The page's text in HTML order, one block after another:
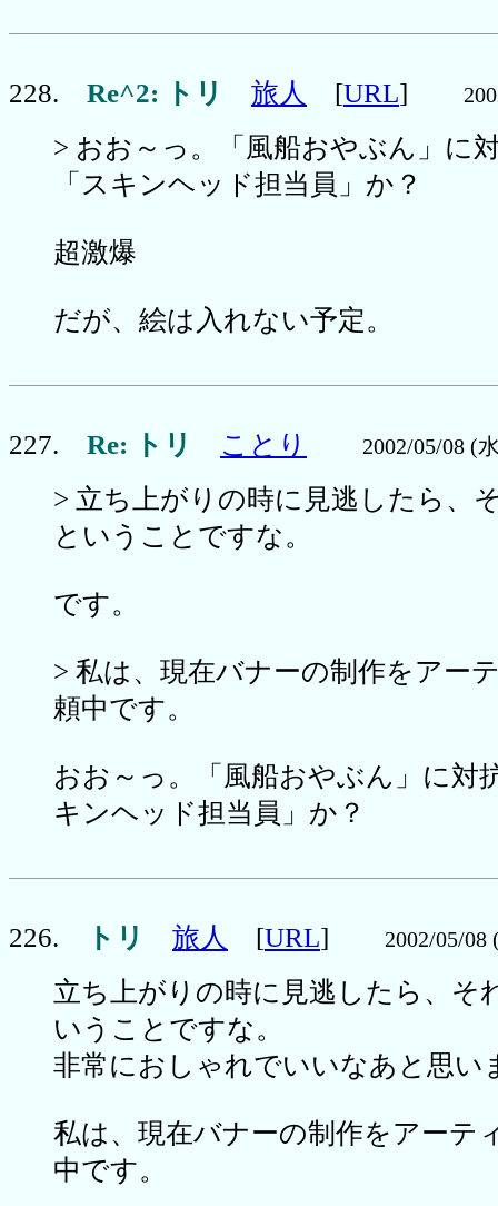
228. Re^2: トリ 旅人 [URL]
> おお～っ。「風船おやぶん」に
「スキンヘッド担当員」か？
超激爆
だが、絵は入れない予定。
227. Re: トリ ことり 2002/05/08 (
> 立ち上がりの時に見逃したら、
ということですな。
です。
> 私は、現在バナーの制作をアー
頼中です。
おお～っ。「風船おやぶん」に対
キンヘッド担当員」か？
226. トリ 旅人 [URL] 2002/05/08
立ち上がりの時に見逃したら、そ
いうことですな。
非常におしゃれでいいなあと思い
私は、現在バナーの制作をアーテ
中です。